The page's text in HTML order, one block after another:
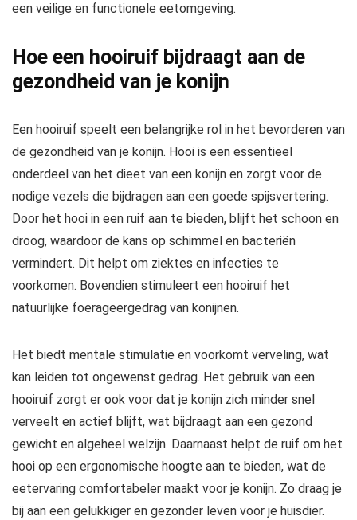
een veilige en functionele eetomgeving.
Hoe een hooiruif bijdraagt aan de
gezondheid van je konijn
Een hooiruif speelt een belangrijke rol in het bevorderen van
de gezondheid van je konijn. Hooi is een essentieel
onderdeel van het dieet van een konijn en zorgt voor de
nodige vezels die bijdragen aan een goede spijsvertering.
Door het hooi in een ruif aan te bieden, blijft het schoon en
droog, waardoor de kans op schimmel en bacteriën
vermindert. Dit helpt om ziektes en infecties te
voorkomen. Bovendien stimuleert een hooiruif het
natuurlijke foerageergedrag van konijnen.
Het biedt mentale stimulatie en voorkomt verveling, wat
kan leiden tot ongewenst gedrag. Het gebruik van een
hooiruif zorgt er ook voor dat je konijn zich minder snel
verveelt en actief blijft, wat bijdraagt aan een gezond
gewicht en algeheel welzijn. Daarnaast helpt de ruif om het
hooi op een ergonomische hoogte aan te bieden, wat de
eetervaring comfortabeler maakt voor je konijn. Zo draag je
bij aan een gelukkiger en gezonder leven voor je huisdier.